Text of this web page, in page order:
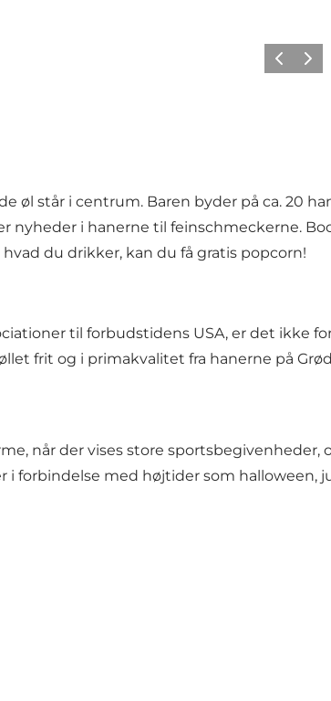
ForrigeNæste
øl står i centrum. Baren byder på ca. 20
i hanerne til feinschmeckerne.
du drikker, kan du få gratis popcorn!
til forbudstidens USA, er det ikke
frit og i primakvalitet fra hanerne på
når der vises store
i forbindelse med højtider som halloween,